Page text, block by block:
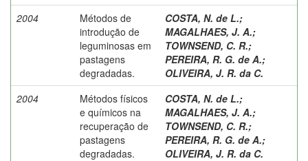
2004
Métodos de
introdução de
leguminosas em
pastagens
degradadas.
COSTA, N. de L.;
MAGALHAES, J. A.;
TOWNSEND, C. R.;
PEREIRA, R. G. de A.;
OLIVEIRA, J. R. da C.
2004
Métodos físicos
e químicos na
recuperação de
pastagens
degradadas.
COSTA, N. de L.;
MAGALHAES, J. A.;
TOWNSEND, C. R.;
PEREIRA, R. G. de A.;
OLIVEIRA, J. R. da C.